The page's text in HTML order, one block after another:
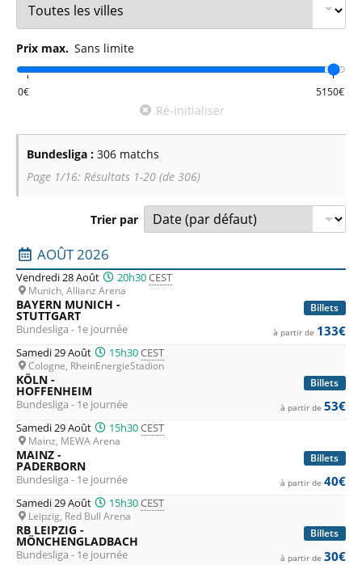
d'Allemagne. D'autres clubs comme l'
Eintracht Frankfurt
brillant troisième la saison passée,LeipzigetStuttgart
voudront sans doute se mêler à la lutte pour les places
qualificatives à la Ligue des Champions.
D'autres clubs auront à coeur de montrer le meilleur d'eux-
Ce sera sans doute le cas d'
Werder de Brême
. La lutte pour le maintien elle aussi
risque d'être disputée entreMönchengladbach,Union
Fribourg,Augsburg,FSV Mayence,
Wolfsburg, et les promus du
Bref, rien que du football, des buts et des émotions fortes,
en direct depuis des stades de football allemands à chaque
journée de cechampionnat de Bundesligaqui s'annonce
palpitant. Comme chaque année les stades seront plein à
craquer et les ambiances dans les stades à couper le
souffle. Et si l'envie vous en prend, et bien c'est le moment
d'utiliser notre comparateur de prix pour les places de
football en Allemagne, afin de profiter des
meilleurs tarifs
pour les billets de Bundesliga
Prix max. Sans limite
Ré-initialiser
Bundesliga : 306 matchs
Page 1/16: Résultats 1-20 (de 306)
Trier par
Liste des prochains matchs : Bundesliga. Colonne 1 :
AOÛT 2026
Vendredi 28 Août 20h30CEST
Munich, Allianz Arena
Billets
BAYERN MUNICH -
STUTTGART
Bundesliga - 1e journée à partir de 133€
Samedi 29 Août 15h30CEST
Cologne, RheinEnergieStadion
Billets
KÖLN -
HOFFENHEIM
Bundesliga - 1e journée à partir de 53€
Samedi 29 Août 15h30CEST
Mainz, MEWA Arena
Billets
MAINZ -
PADERBORN
Bundesliga - 1e journée à partir de 40€
Samedi 29 Août 15h30CEST
Leipzig, Red Bull Arena
Billets
RB LEIPZIG -
MÖNCHENGLADBACH
Bundesliga - 1e journée à partir de 30€